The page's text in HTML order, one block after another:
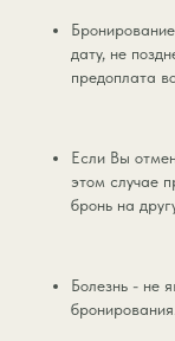
дату, не
предоплата
Если Вы
этом случае
бронь на
Болезнь - не
бронирования.